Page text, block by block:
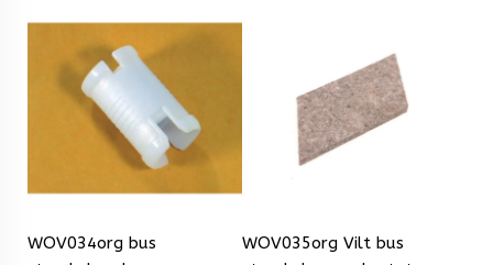
WOV034org bus
WOV035org Vilt bus